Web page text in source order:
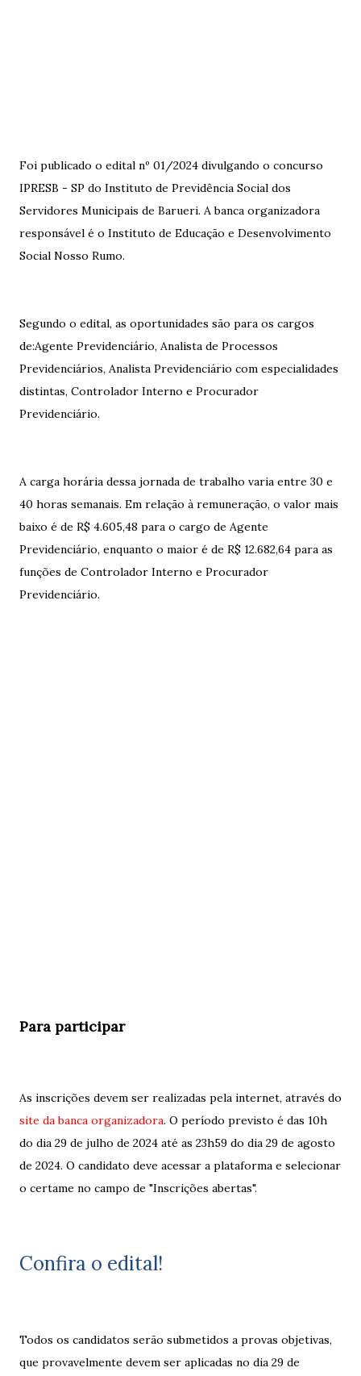
Foi publicado o edital nº 01/2024 divulgando o concurso
IPRESB - SP do Instituto de Previdência Social dos
Servidores Municipais de Barueri. A banca organizadora
responsável é o Instituto de Educação e Desenvolvimento
Social Nosso Rumo.
Segundo o edital, as oportunidades são para os cargos
de:Agente Previdenciário, Analista de Processos
Previdenciários, Analista Previdenciário com especialidades
distintas, Controlador Interno e Procurador
Previdenciário.
A carga horária dessa jornada de trabalho varia entre 30 e
40 horas semanais. Em relação à remuneração, o valor mais
baixo é de R$ 4.605,48 para o cargo de Agente
Previdenciário, enquanto o maior é de R$ 12.682,64 para as
funções de Controlador Interno e Procurador
Previdenciário.
Para participar
As inscrições devem ser realizadas pela internet, através do
site da banca organizadora. O período previsto é das 10h
do dia 29 de julho de 2024 até as 23h59 do dia 29 de agosto
de 2024. O candidato deve acessar a plataforma e selecionar
o certame no campo de "Inscrições abertas".
Confira o edital!
Todos os candidatos serão submetidos a provas objetivas,
que provavelmente devem ser aplicadas no dia 29 de